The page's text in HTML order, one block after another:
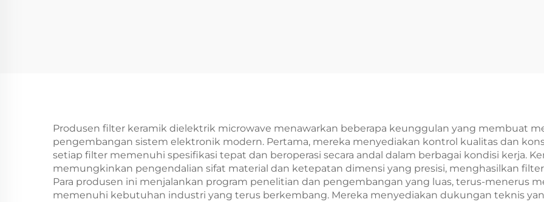
Produsen filter keramik dielektrik microwave menawarkan beberapa keunggulan yang membuat
pengembangan sistem elektronik modern. Pertama, mereka menyediakan kontrol kualitas dan
setiap filter memenuhi spesifikasi tepat dan beroperasi secara andal dalam berbagai kondisi kerja.
memungkinkan pengendalian sifat material dan ketepatan dimensi yang presisi, menghasilkan
Para produsen ini menjalankan program penelitian dan pengembangan yang luas, terus-menerus
memenuhi kebutuhan industri yang terus berkembang. Mereka menyediakan dukungan teknis